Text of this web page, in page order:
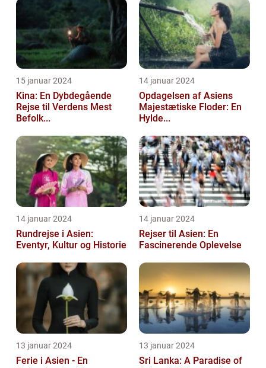
15 januar 2024
Kina: En Dybdegående
Rejse til Verdens Mest
Befolk...
14 januar 2024
Opdagelsen af Asiens
Majestætiske Floder: En
Hylde...
14 januar 2024
Rundrejse i Asien:
Eventyr, Kultur og Historie
14 januar 2024
Rejser til Asien: En
Fascinerende Oplevelse
13 januar 2024
Ferie i Asien - En
13 januar 2024
Sri Lanka: A Paradise of